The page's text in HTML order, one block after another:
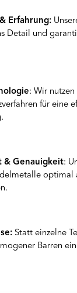
Erfahrung:
Detail und
: Wir
für eine
& Genauigkeit:
optimal
Statt einzelne
Barren